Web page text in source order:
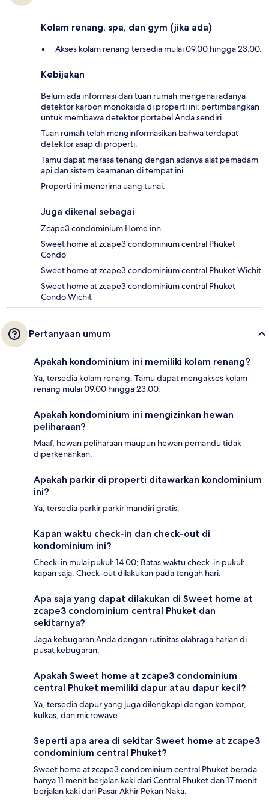
Kolam renang, spa, dan gym (jika ada)
Akses kolam renang tersedia mulai 09.00 hingga 23.00.
Kebijakan
Belum ada informasi dari tuan rumah mengenai adanya
detektor karbon monoksida di properti ini; pertimbangkan
untuk membawa detektor portabel Anda sendiri.
Tuan rumah telah menginformasikan bahwa terdapat
detektor asap di properti.
Tamu dapat merasa tenang dengan adanya alat pemadam
api dan sistem keamanan di tempat ini.
Properti ini menerima uang tunai.
Juga dikenal sebagai
Zcape3 condominium Home inn
Sweet home at zcape3 condominium central Phuket
Condo
Sweet home at zcape3 condominium central Phuket Wichit
Sweet home at zcape3 condominium central Phuket
Condo Wichit
Pertanyaan umum
Apakah kondominium ini memiliki kolam renang?
Ya, tersedia kolam renang. Tamu dapat mengakses kolam
renang mulai 09.00 hingga 23.00.
Apakah kondominium ini mengizinkan hewan
peliharaan?
Maaf, hewan peliharaan maupun hewan pemandu tidak
diperkenankan.
Apakah parkir di properti ditawarkan kondominium
ini?
Ya, tersedia parkir parkir mandiri gratis.
Kapan waktu check-in dan check-out di
kondominium ini?
Check-in mulai pukul: 14.00; Batas waktu check-in pukul:
kapan saja. Check-out dilakukan pada tengah hari.
Apa saja yang dapat dilakukan di Sweet home at
zcape3 condominium central Phuket dan
sekitarnya?
Jaga kebugaran Anda dengan rutinitas olahraga harian di
pusat kebugaran.
Apakah Sweet home at zcape3 condominium
central Phuket memiliki dapur atau dapur kecil?
Ya, tersedia dapur yang juga dilengkapi dengan kompor,
kulkas, dan microwave.
Seperti apa area di sekitar Sweet home at zcape3
condominium central Phuket?
Sweet home at zcape3 condominium central Phuket berada
hanya 11 menit berjalan kaki dari Central Phuket dan 17 menit
berjalan kaki dari Pasar Akhir Pekan Naka.